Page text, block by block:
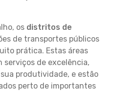
os distritos de
de transportes públicos
prática. Estas áreas
serviços de excelência,
produtividade, e estão
perto de importantes